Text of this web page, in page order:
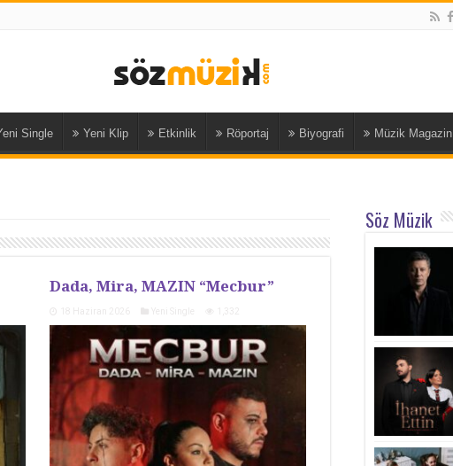
Single Yeni Klip Etkinlik Röportaj Biyografi Müzik Magazin
Dada, Mira, MAZIN “Mecbur”
Söz Müzik